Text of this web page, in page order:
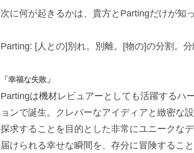
次に何が起きるかは、貴方とPartingだけが知っ
Parting: [人との]別れ。別離。[物の]の分割。分
「幸福な失敗」
Partingは機材レビュアーとしても活躍するハ
ョンで誕生。クレバーなアイディアと緻密な
探求することを目的とした非常にユニークな
届けられる幸せな瞬間を、存分に冒険すること